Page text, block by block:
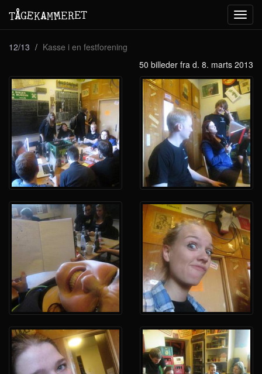
TÅGEKAMMERET
12/13
Kasse i en festforening
50 billeder fra d. 8. marts 2013